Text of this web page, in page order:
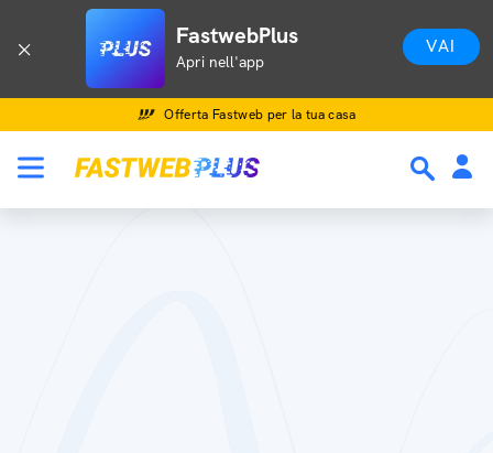
FastwebPlus
Apri nell'app
VAI
Offerta Fastweb per la tua casa